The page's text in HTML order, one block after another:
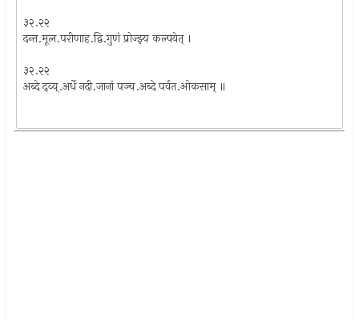
३२.२२
दन्त.मूल.परीणाह.द्वि.गुणं प्रोज्झ्य कल्पयेत् ।
३२.२२
अब्दे द्व्य्.अर्धे नदी.जानां पञ्च.अब्दे पर्वत.ओकसाम् ॥